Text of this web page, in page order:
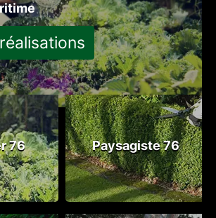
76 Paysagiste 76